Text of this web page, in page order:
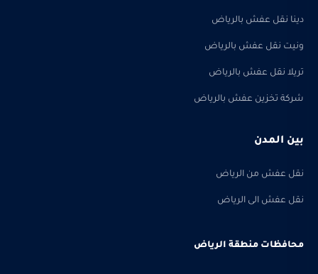
دينا نقل عفش بالرياض
ونيت نقل عفش بالرياض
تريلا نقل عفش بالرياض
شركة تخزين عفش بالرياض
بين المدن
نقل عفش من الرياض
نقل عفش الى الرياض
محافظات منطقة الرياض